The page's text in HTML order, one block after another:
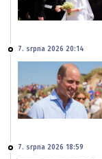
7. srpna 2026 20:14
7. srpna 2026 18:59